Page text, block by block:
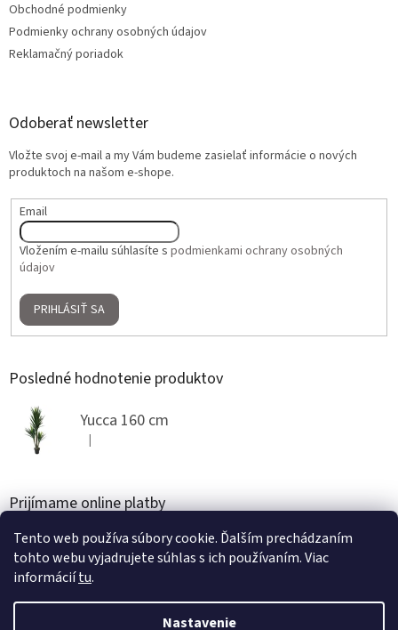
Tento web používa súbory cookie. Ďalším prechádzaním
tohto webu vyjadrujete súhlas s ich používaním. Viac
informáciítu.
Nastavenie
Obchodné podmienky
Podmienky ochrany osobných údajov
Reklamačný poriadok
Odoberať newsletter
Vložte svoj e-mail a my Vám budeme zasielať informácie o nových
produktoch na našom e-shope.
Email
Vložením e-mailu súhlasíte s podmienkami ochrany osobných
údajov
PRIHLÁSIŤ SA
Posledné hodnotenie produktov
Yucca 160 cm
Hodnotenie produktu je 5 z 5 hviezdičiek.
|
Prijímame online platby